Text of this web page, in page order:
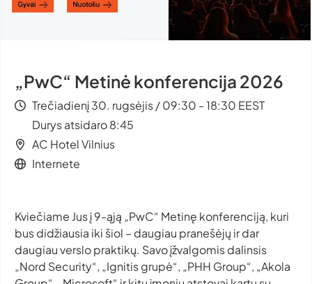
„PwC“ Metinė konferencija 2026
Trečiadienį 30. rugsėjis / 09:30 - 18:30 EEST
Durys atsidaro 8:45
AC Hotel Vilnius
Internete
Kviečiame Jus į 9-ąją „PwC“ Metinę konferenciją, kuri
bus didžiausia iki šiol – daugiau pranešėjų ir dar
daugiau verslo praktikų. Savo įžvalgomis dalinsis
„Nord Security“, „Ignitis grupė“, „PHH Group“, „Akola